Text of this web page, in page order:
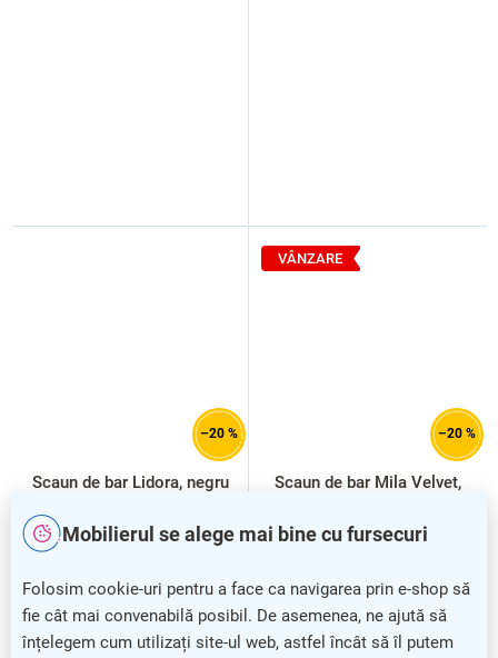
Mobilierul se alege mai bine cu fursecuri
Folosim cookie-uri pentru a face ca navigarea prin e-shop să
fie cât mai convenabilă posibil. De asemenea, ne ajută să
înțelegem cum utilizați site-ul web, astfel încât să îl putem
–20 %
Scaun de bar Lidora, negru
VÂNZARE
–20 %
Scaun de bar Mila Velvet,